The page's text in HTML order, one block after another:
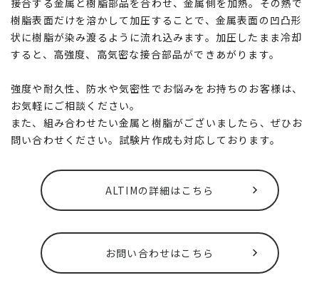
接合する金属と樹脂部品を合わせ、金属側を加熱。その熱で
樹脂表面だけを溶かして加圧することで、金属表面の凹凸形
状に樹脂が染み渡るように流れ込みます。加圧したまま冷却
すると、高強度、高気密な接合部品ができあがります。
強度や耐久性、防水や気密性でお悩みをお持ちのお客様は、
お気軽にご相談ください。
また、組み合わせたい金属と樹脂がございましたら、ぜひお
問い合わせください。試験片作成も対応しております。
ALTIMの詳細はこちら
お問い合わせはこちら